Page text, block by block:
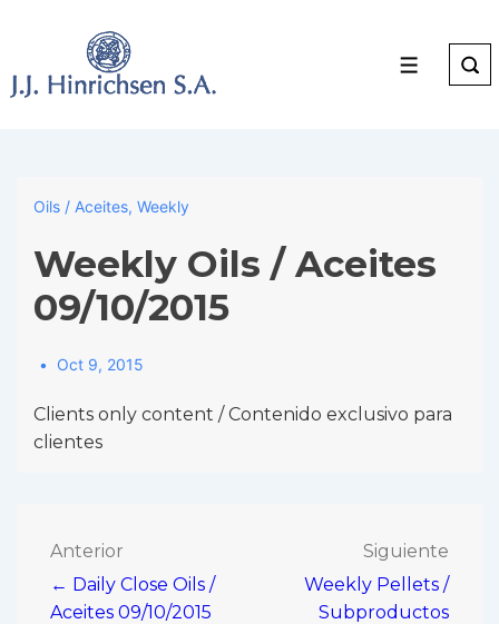
Main
Menu
Oils / Aceites, Weekly
Weekly Oils / Aceites
09/10/2015
Oct 9, 2015
Clients only content / Contenido exclusivo para
clientes
Navegación
de
Anterior
← Daily Close Oils /
Aceites 09/10/2015
Siguiente
Weekly Pellets /
Subproductos